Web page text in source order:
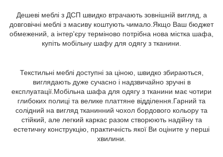
Дешеві меблі з ДСП швидко втрачають зовнішній вигляд, а
довговічні меблі з масиву коштують чимало.Якщо Ваш бюджет
обмежений, а інтер'єру терміново потрібна нова містка шафа,
купіть мобільну шафу для одягу з тканини.
Текстильні меблі доступні за ціною, швидко збираються,
виглядають дуже сучасно і надзвичайно зручні в
експлуатації.Мобільна шафа для одягу з тканини має чотири
глибоких полиці та велике платтяне відділення.Гарний та
солідний на вигляд тканинний чохол бордового кольору та
стійкий, але легкий каркас разом створюють надійну та
естетичну конструкцію, практичність якої Ви оціните у перші
хвилини.